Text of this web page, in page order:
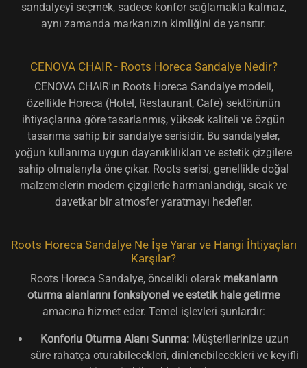
sandalyeyi seçmek, sadece konfor sağlamakla kalmaz,
aynı zamanda markanızın kimliğini de yansıtır.
CENOVA CHAIR - Roots Horeca Sandalye Nedir?
CENOVA CHAIR'ın Roots Horeca Sandalye modeli,
özellikle Horeca (Hotel, Restaurant, Cafe) sektörünün
ihtiyaçlarına göre tasarlanmış, yüksek kaliteli ve özgün
tasarıma sahip bir sandalye serisidir. Bu sandalyeler,
yoğun kullanıma uygun dayanıklılıkları ve estetik çizgilere
sahip olmalarıyla öne çıkar. Roots serisi, genellikle doğal
malzemelerin modern çizgilerle harmanlandığı, sıcak ve
davetkar bir atmosfer yaratmayı hedefler.
Roots Horeca Sandalye Ne İşe Yarar ve Hangi İhtiyaçları
Karşılar?
Roots Horeca Sandalye, öncelikli olarak mekanların
oturma alanlarını fonksiyonel ve estetik hale getirme
amacına hizmet eder. Temel işlevleri şunlardır:
Konforlu Oturma Alanı Sunma:Müşterilerinize uzun
süre rahatça oturabilecekleri, dinlenebilecekleri ve keyifli